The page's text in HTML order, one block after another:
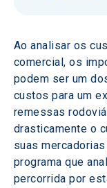
Ao analisar os
comercial, os
podem ser um
custos para um
remessas
drasticamente o
suas
programa que
percorrida por